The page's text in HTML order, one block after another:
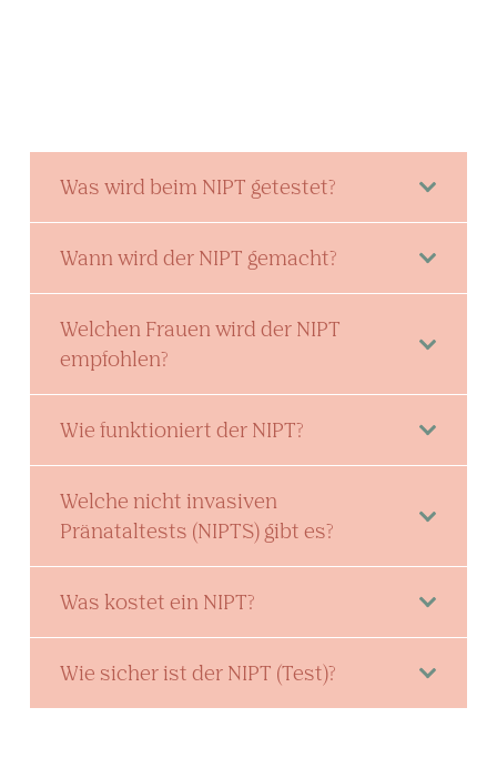
Was wird beim NIPT getestet?
Wann wird der NIPT gemacht?
Welchen Frauen wird der NIPT
empfohlen?
Wie funktioniert der NIPT?
Welche nicht invasiven
Pränataltests (NIPTS) gibt es?
Was kostet ein NIPT?
Wie sicher ist der NIPT (Test)?